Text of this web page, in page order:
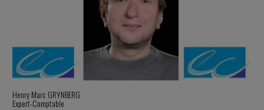
Henry Marc GRYNBERG
Expert-Comptable